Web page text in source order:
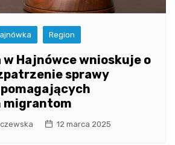
Region
Hajnówce wnioskuje o
sprawy
migrantom
12 marca 2025